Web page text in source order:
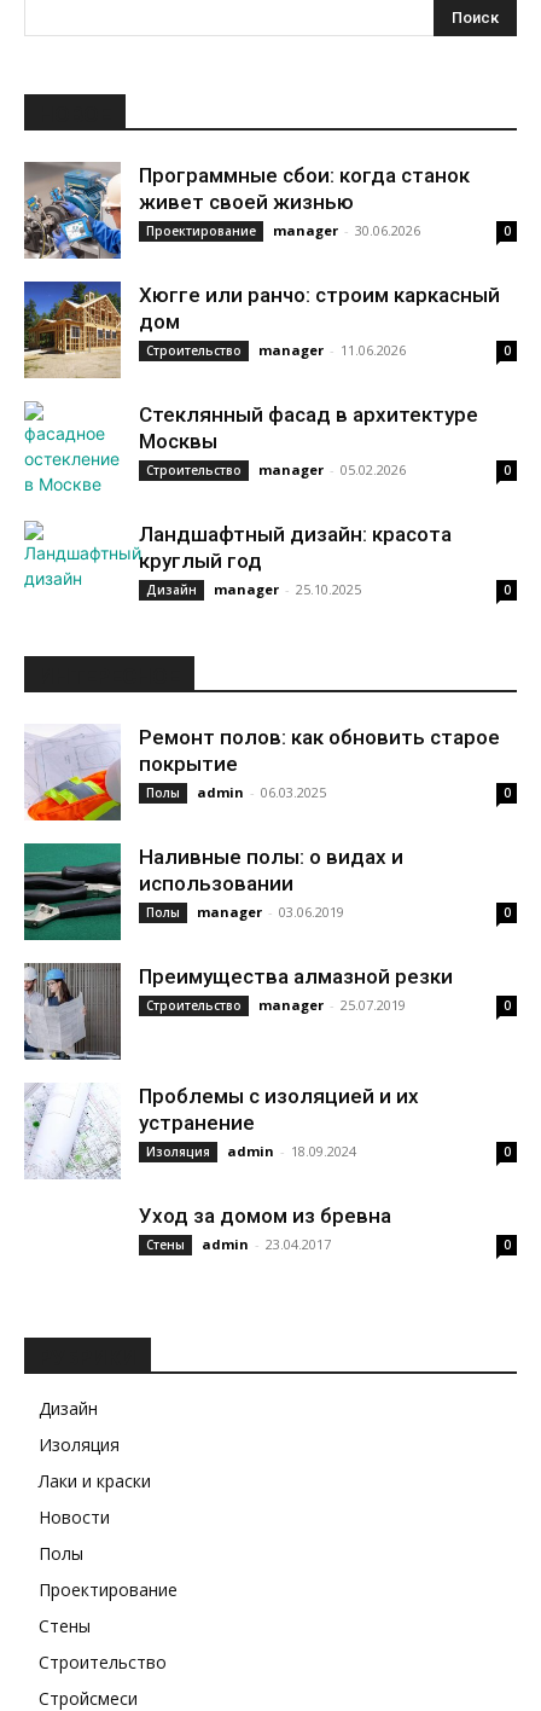
Программные сбои: когда станок
живет своей жизнью
Проектирование manager - 30.06.2026 0
Хюгге или ранчо: строим каркасный
дом
Строительство manager - 11.06.2026 0
Стеклянный фасад в архитектуре
Москвы
Строительство manager - 05.02.2026 0
Ландшафтный дизайн: красота
круглый год
Дизайн manager - 25.10.2025 0
Ремонт полов: как обновить старое
покрытие
Полы admin - 06.03.2025 0
Наливные полы: о видах и
использовании
Полы manager - 03.06.2019 0
Преимущества алмазной резки
Строительство manager - 25.07.2019 0
Проблемы с изоляцией и их
устранение
Изоляция admin - 18.09.2024 0
Уход за домом из бревна
Стены admin - 23.04.2017 0
Дизайн
Изоляция
Лаки и краски
Новости
Полы
Проектирование
Стены
Строительство
Стройсмеси